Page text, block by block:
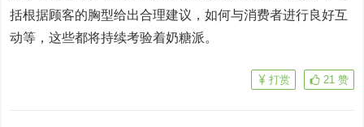
括根据顾客的胸型给出合理建议，如何与消费者进行良好互
动等，这些都将持续考验着奶糖派。
21 赞
打赏